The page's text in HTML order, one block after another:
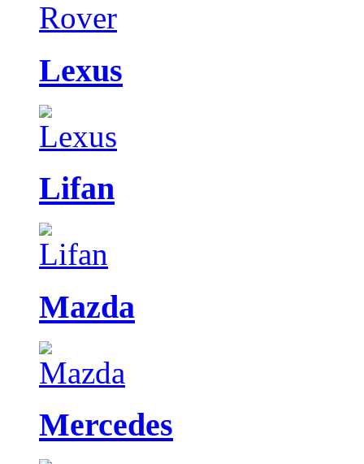
Lexus
Lifan
Mazda
Mercedes